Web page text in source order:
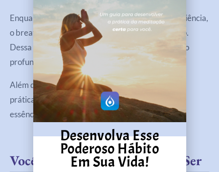
Enquanto a meditação promove presença e consciência,
o breathwork libera tensões acumuladas no corpo.
Dessa forma, juntas, criam um estado de equilíbrio
profundo.
Além disso, quando incorporadas na rotina, essas
práticas ajudam a fortalecer a conexão com a sua
essência e com a sua força interior.
Você Já É Tudo O Que Precisa Ser
Desenvolva Esse
Poderoso Hábito
Em Sua Vida!